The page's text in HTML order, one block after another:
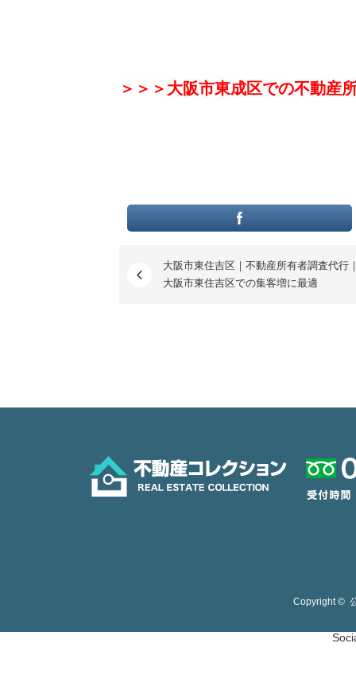
＞＞＞大阪市東成区での不動産
大阪市東住吉区｜不動産所有者調査代行
大阪市東住吉区での集客増に最適
Copyright ©